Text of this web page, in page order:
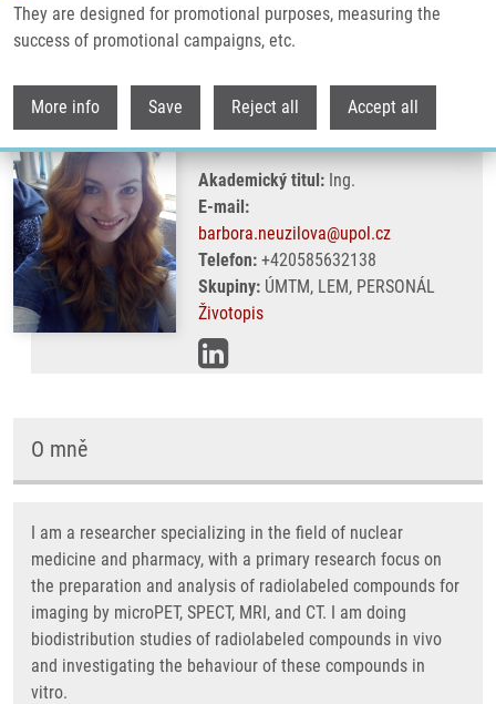
They are designed for promotional purposes, measuring the
success of promotional campaigns, etc.
More info Save Reject all Accept all
Neužilová Barbora
Akademický titul: Ing.
E-mail:
barbora.neuzilova@upol.cz
Telefon: +420585632138
Skupiny: ÚMTM, LEM, PERSONÁL
Životopis
O mně
I am a researcher specializing in the field of nuclear
medicine and pharmacy, with a primary research focus on
the preparation and analysis of radiolabeled compounds for
imaging by microPET, SPECT, MRI, and CT. I am doing
biodistribution studies of radiolabeled compounds in vivo
and investigating the behaviour of these compounds in
vitro.